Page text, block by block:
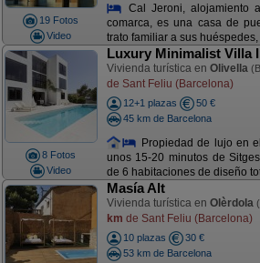
19 Fotos
Video
Cal Jeroni, alojamiento
comarca, es una casa de
trato familiar a sus huéspedes,
8 Fotos
Video
Luxury Minimalist Villa
Vivienda turística en Olivella
de Sant Feliu (Barcelona)
12+1 plazas
50 €
45 km de Barcelona
Propiedad de lujo en
unos 15-20 minutos de
de 6 habitaciones de diseño
Masía Alt
Vivienda turística en Olèrdola
km de Sant Feliu (Barcelona)
10 plazas
30 €
53 km de Barcelona